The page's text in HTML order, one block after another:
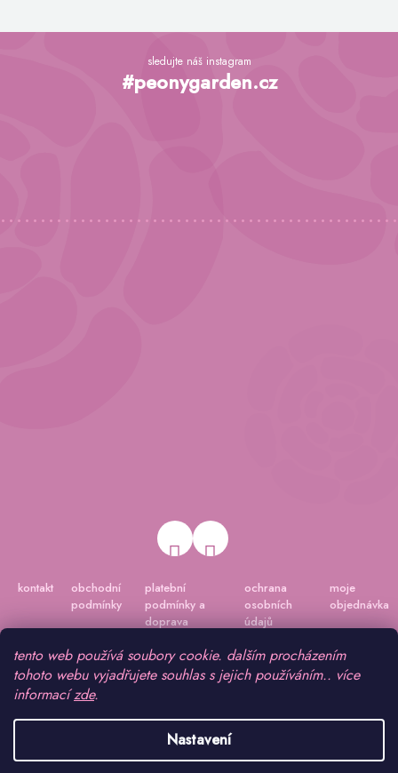
tento web používá soubory cookie. dalším procházením
tohoto webu vyjadřujete souhlas s jejich používáním.. více
informacízde.
Nastavení
Z
sledujte náš instagram
#peonygarden.cz
kontakt
obchodní
podmínky
platební
podmínky a
doprava
ochrana
osobních
údajů
moje
objednávka